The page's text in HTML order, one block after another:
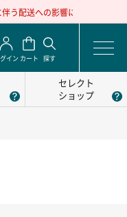
う配送への影響について
イン カート 探す
セレクト
ショップ